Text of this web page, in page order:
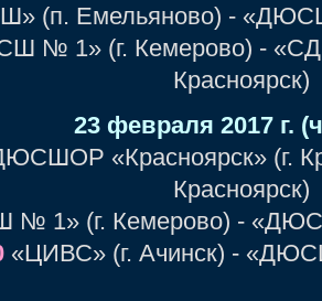
(п. Емельяново) - «ДЮСШ
№ 1» (г. Кемерово) -
Красноярск)
23 февраля 2017 г.
«Красноярск» (г.
Красноярск)
1» (г. Кемерово) -
«ЦИВС» (г. Ачинск) -